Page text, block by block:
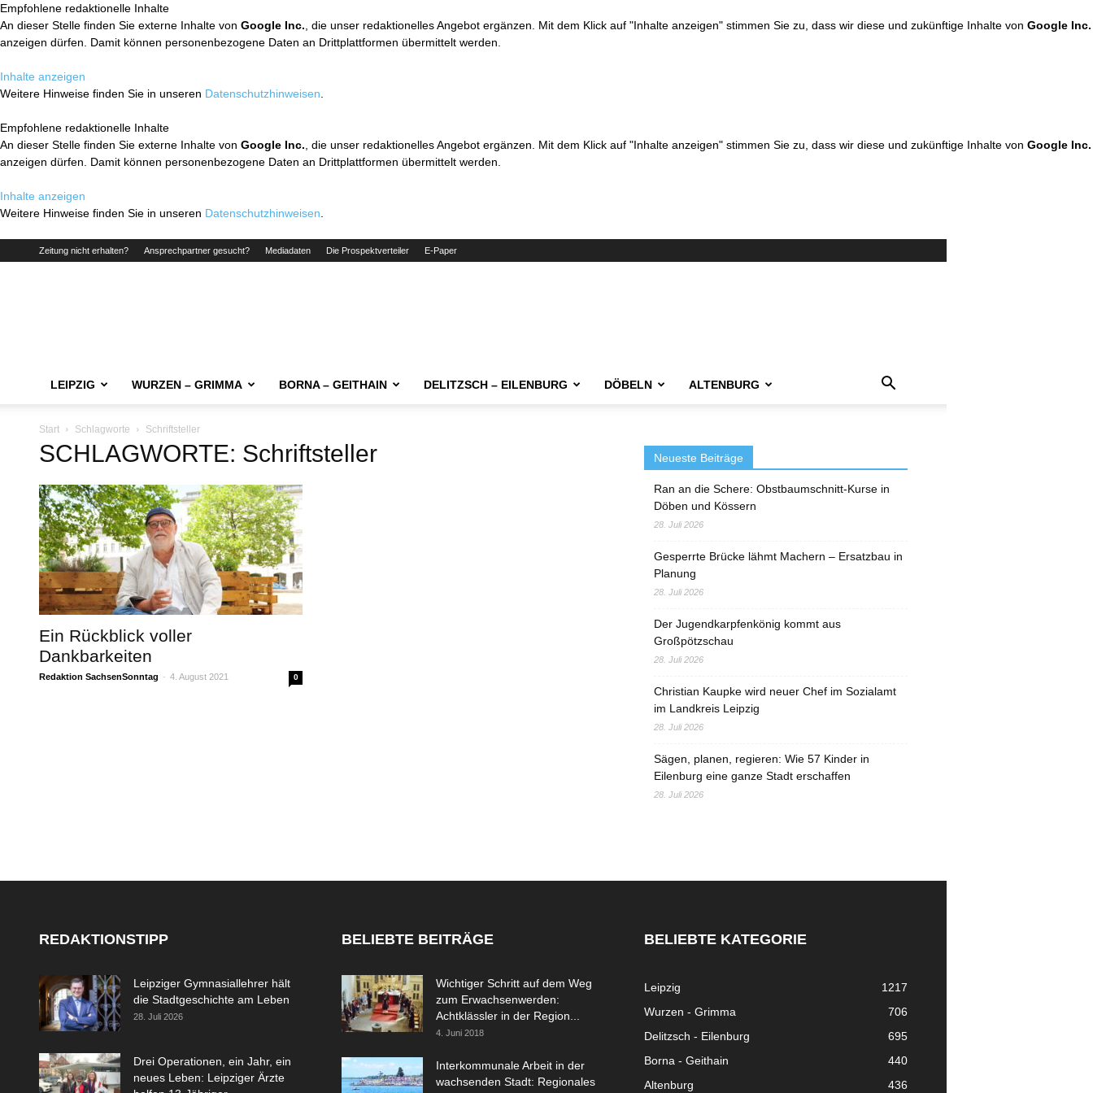
Empfohlene redaktionelle Inhalte
An dieser Stelle finden Sie externe Inhalte von Google Inc. , die unser redaktionelles Angebot ergänzen. Mit dem Klick auf "Inhalte anzeigen" stimmen Sie zu, dass wir diese und zukünftige Inhalte von Google Inc.
anzeigen dürfen. Damit können personenbezogene Daten an Drittplattformen übermittelt werden.
Inhalte anzeigen
Weitere Hinweise finden Sie in unseren Datenschutzhinweisen
Empfohlene redaktionelle Inhalte
An dieser Stelle finden Sie externe Inhalte von Google Inc. , die unser redaktionelles Angebot ergänzen. Mit dem Klick auf "Inhalte anzeigen" stimmen Sie zu, dass wir diese und zukünftige Inhalte von Google Inc.
anzeigen dürfen. Damit können personenbezogene Daten an Drittplattformen übermittelt werden.
Inhalte anzeigen
Weitere Hinweise finden Sie in unseren Datenschutzhinweisen
Zeitung nicht erhalten? Ansprechpartner gesucht? Mediadaten Die Prospektverteiler E-Paper
LEIPZIG WURZEN – GRIMMA BORNA – GEITHAIN DELITZSCH – EILENBURG DÖBELN ALTENBURG
Start Schlagworte Schriftsteller
SCHLAGWORTE: Schriftsteller
Ein Rückblick voller
Dankbarkeiten
Redaktion SachsenSonntag - 4. August 2021 0
Neueste Beiträge
Ran an die Schere: Obstbaumschnitt-Kurse in
Döben und Kössern
28. Juli 2026
Gesperrte Brücke lähmt Machern – Ersatzbau in
Planung
28. Juli 2026
Der Jugendkarpfenkönig kommt aus
Großpötzschau
28. Juli 2026
Christian Kaupke wird neuer Chef im Sozialamt
im Landkreis Leipzig
28. Juli 2026
Sägen, planen, regieren: Wie 57 Kinder in
Eilenburg eine ganze Stadt erschaffen
28. Juli 2026
REDAKTIONSTIPP
Leipziger Gymnasiallehrer hält
die Stadtgeschichte am Leben
28. Juli 2026
Drei Operationen, ein Jahr, ein
neues Leben: Leipziger Ärzte
BELIEBTE BEITRÄGE
Wichtiger Schritt auf dem Weg
zum Erwachsenwerden:
Achtklässler in der Region...
4. Juni 2018
Interkommunale Arbeit in der
wachsenden Stadt: Regionales
BELIEBTE KATEGORIE
Leipzig
1217
Wurzen - Grimma
706
Delitzsch - Eilenburg
695
Borna - Geithain
440
Altenburg
436